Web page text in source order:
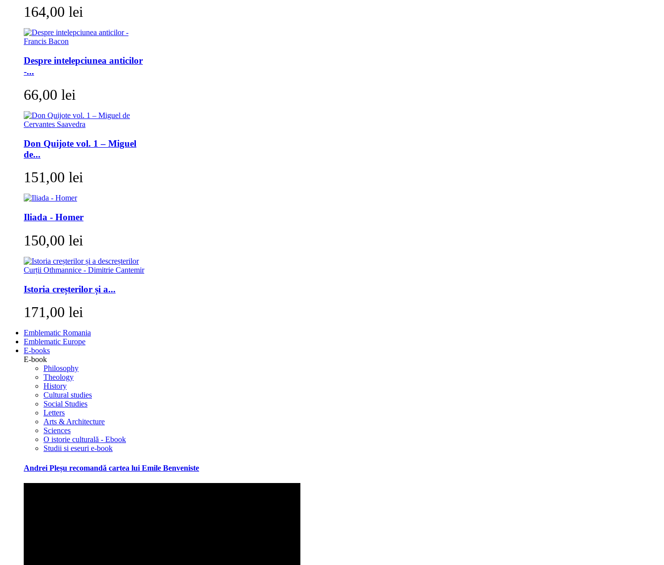
164,00 lei
Despre intelepciunea anticilor
-...
66,00 lei
Don Quijote vol. 1 – Miguel
de...
151,00 lei
Iliada - Homer
150,00 lei
Istoria creșterilor și a...
171,00 lei
Emblematic Romania
Emblematic Europe
E-books
E-book
Philosophy
Theology
History
Cultural studies
Social Studies
Letters
Arts & Architecture
Sciences
O istorie culturală - Ebook
Studii si eseuri e-book
Andrei Pleșu recomandă cartea lui Emile Benveniste